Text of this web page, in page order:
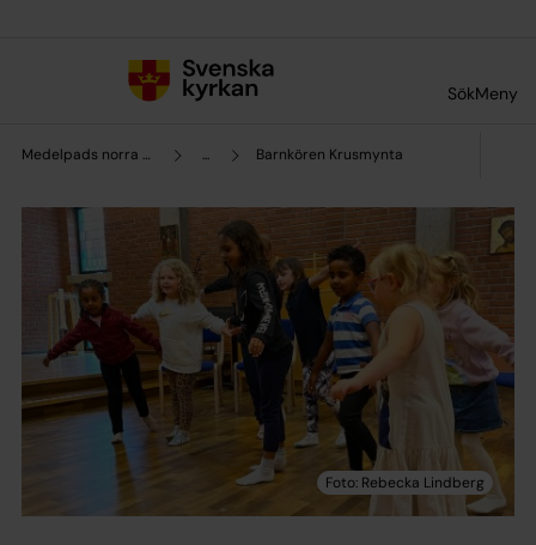
SökMeny
Medelpads norra pastorat ... Barnkören Krusmynta